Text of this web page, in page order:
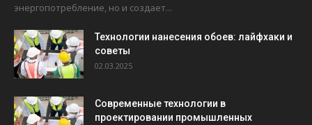
энергопотребление, но и создает...
Технологии нанесения обоев: лайфхаки и
советы
02.03.2025
Современные технологии в
проектировании промышленных